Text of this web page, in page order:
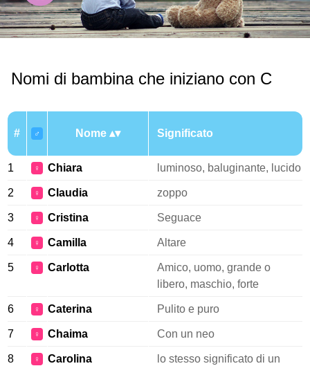
Nomi di bambina che iniziano con C
# ♂ Nome Significato
1 ♀ Chiara luminoso, baluginante, lucido
2 ♀ Claudia zoppo
3 ♀ Cristina Seguace
4 ♀ Camilla Altare
5 ♀ Carlotta
Amico, uomo, grande o
libero, maschio, forte
6 ♀ Caterina Pulito e puro
7 ♀ Chaima Con un neo
8 ♀ Carolina
lo stesso significato di un